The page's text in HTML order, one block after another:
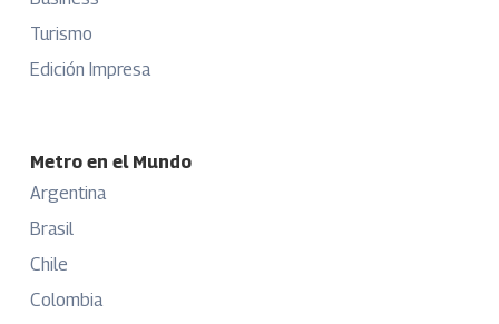
Turismo
Edición Impresa
Metro en el Mundo
Argentina
Brasil
Chile
Colombia